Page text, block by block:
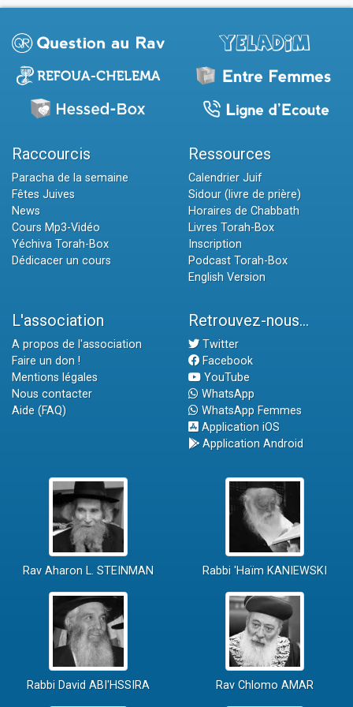
Raccourcis
Paracha de la semaine
Fêtes Juives
News
Cours Mp3-Vidéo
Yéchiva Torah-Box
Dédicacer un cours
Ressources
Calendrier Juif
Sidour (livre de prière)
Horaires de Chabbath
Livres Torah-Box
Inscription
Podcast Torah-Box
English Version
L'association
A propos de l'association
Faire un don !
Mentions légales
Nous contacter
Aide (FAQ)
Retrouvez-nous...
Twitter
Facebook
YouTube
WhatsApp
WhatsApp Femmes
Application iOS
Application Android
Rav Aharon L. STEINMAN Rabbi 'Haïm KANIEWSKI
Rabbi David ABI'HSSIRA Rav Chlomo AMAR